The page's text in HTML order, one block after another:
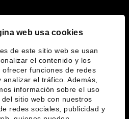
web usa cookies
de este sitio web se usan
el contenido y los
ofrecer funciones de redes
analizar el tráfico. Además,
información sobre el uso
sitio web con nuestros
redes sociales, publicidad y